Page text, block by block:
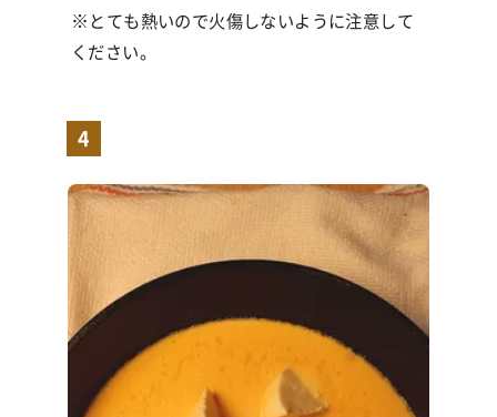
※とても熱いので火傷しないように注意して
ください。
4